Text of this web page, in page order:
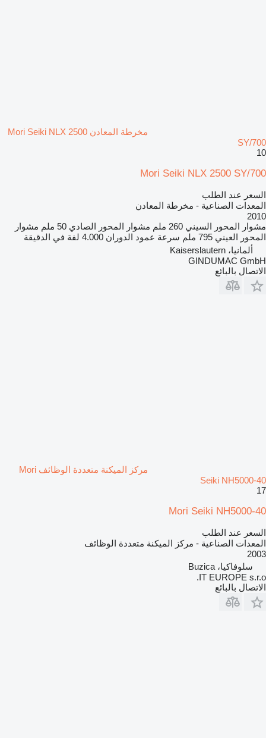
مخرطة المعادن Mori Seiki NLX 2500
SY/700
10
Mori Seiki NLX 2500 SY/700
السعر عند الطلب
المعدات الصناعية - مخرطة المعادن
2010
مشوار المحور السيني 260 ملم مشوار المحور الصادي 50 ملم
مشوار
المحور العيني 795 ملم سرعة عمود الدوران 4.000 لفة في الدقيقة
ألمانيا، Kaiserslautern
GINDUMAC GmbH
الاتصال بالبائع
مركز الميكنة متعددة الوظائف Mori
Seiki NH5000-40
17
Mori Seiki NH5000-40
السعر عند الطلب
المعدات الصناعية - مركز الميكنة متعددة الوظائف
2003
سلوفاكيا، Buzica
IT EUROPE s.r.o.
الاتصال بالبائع